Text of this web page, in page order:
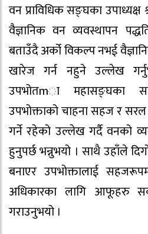
वन प्राविधिक सङ्घका उपाध्यक्ष
वैज्ञानिक वन व्यवस्थापन
बताउँदै अर्को विकल्प नभई
खारेज गर्न नहुने उल्लेख
उपभोतmा महासङ्घका
उपभोक्ताको चाहना सहज र
गर्ने रहेको उल्लेख गर्दै वनको
हुनुपर्छ भन्नुभयो । साथै उहाँले
बनाएर उपभोक्तालाई
अधिकारका लागि आफूहरु
गराउनुभयो ।